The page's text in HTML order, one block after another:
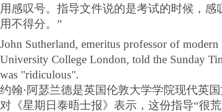
用感叹号。指导文件说的是考试的时候，感
用不得分。”
John Sutherland, emeritus professor of
University College London, told the Sunday
was "ridiculous".
约翰·阿瑟兰德是英国伦敦大学学院现代英
对《星期日泰晤士报》表示，这份指导“很